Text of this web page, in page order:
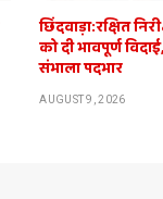
छिंदवाड़ा:रक्षित
को दी भावपूर्ण
संभाला पदभार
AUGUST 9, 2026